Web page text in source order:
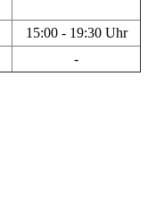
15:00 - 19:30 Uhr
-